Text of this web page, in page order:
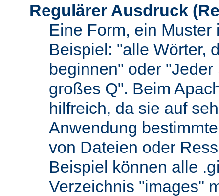
Regulärer Ausdruck
Eine Form, ein Muster
Beispiel: "alle Wörter,
beginnen" oder
großes Q". Beim
hilfreich, da sie auf
Anwendung
von Dateien oder
Beispiel können alle
Verzeichnis "images"